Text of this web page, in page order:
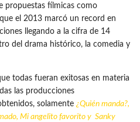
propuestas fílmicas como
el 2013 marcó un record en
llegando a la cifra de 14
del drama histórico, la comedia y
todas fueran exitosas en materia
las producciones
solamente ¿Quién manda?,
, Mi angelito favorito y Sanky